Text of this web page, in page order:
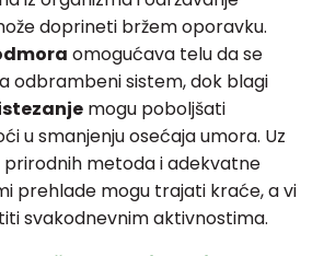
doprineti bržem oporavku.
omogućava telu da se
odbrambeni sistem, dok blagi
mogu poboljšati
u smanjenju osećaja umora. Uz
prirodnih metoda i adekvatne
prehlade mogu trajati kraće, a vi
svakodnevnim aktivnostima.